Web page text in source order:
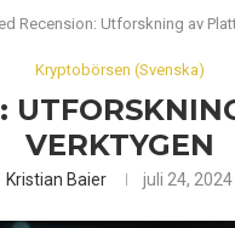
Recension: Utforskning av
Kryptobörsen (Svenska)
VERKTYGEN
Kristian Baier juli 24, 2024